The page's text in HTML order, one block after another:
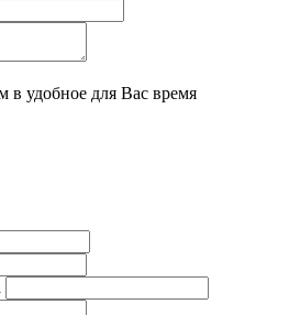
в удобное для Вас время